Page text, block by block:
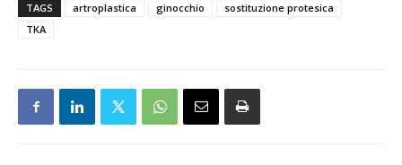
TAGS artroplastica ginocchio
sostituzione protesica
TKA